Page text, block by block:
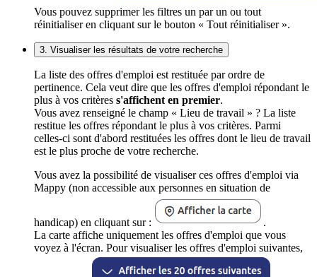
Vous pouvez supprimer les filtres un par un ou tout
réinitialiser en cliquant sur le bouton « Tout réinitialiser ».
3. Visualiser les résultats de votre recherche
La liste des offres d'emploi est restituée par ordre de
pertinence. Cela veut dire que les offres d'emploi répondant le
plus à vos critères s'affichent en premier.
Vous avez renseigné le champ « Lieu de travail » ? La liste
restitue les offres répondant le plus à vos critères. Parmi
celles-ci sont d'abord restituées les offres dont le lieu de travail
est le plus proche de votre recherche.
Vous avez la possibilité de visualiser ces offres d'emploi via
Mappy (non accessible aux personnes en situation de
handicap) en cliquant sur :
.
La carte affiche uniquement les offres d'emploi que vous
voyez à l'écran. Pour visualiser les offres d'emploi suivantes,